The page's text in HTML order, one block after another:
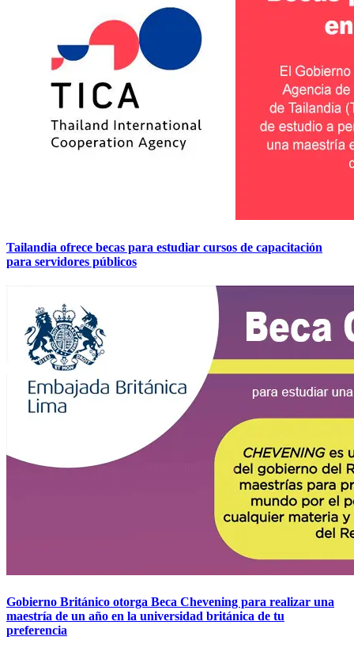
Tailandia ofrece becas para estudiar cursos de capacitación
para servidores públicos
Gobierno Británico otorga Beca Chevening para realizar una
maestría de un año en la universidad británica de tu
preferencia